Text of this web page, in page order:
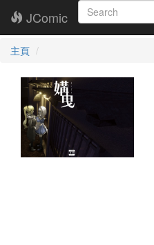
JComic
主頁